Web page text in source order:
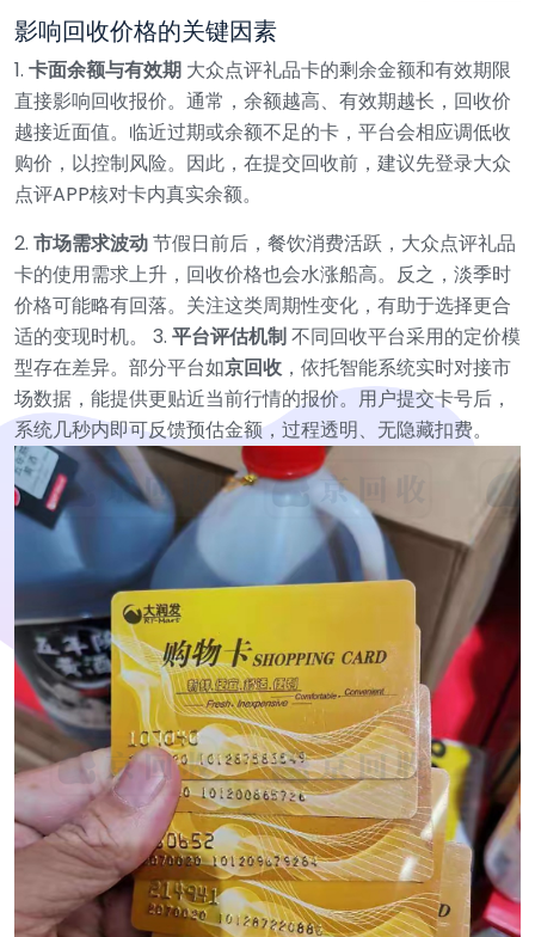
影响回收价格的关键因素
1. 卡面余额与有效期 大众点评礼品卡的剩余金额和有效期限
直接影响回收报价。通常，余额越高、有效期越长，回收价
越接近面值。临近过期或余额不足的卡，平台会相应调低收
购价，以控制风险。因此，在提交回收前，建议先登录大众
点评APP核对卡内真实余额。
2. 市场需求波动节假日前后，餐饮消费活跃，大众点评礼品
卡的使用需求上升，回收价格也会水涨船高。反之，淡季时
价格可能略有回落。关注这类周期性变化，有助于选择更合
适的变现时机。
3. 平台评估机制不同回收平台采用的定价模
型存在差异。部分平台如京回收，依托智能系统实时对接市
场数据，能提供更贴近当前行情的报价。用户提交卡号后，
系统几秒内即可反馈预估金额，过程透明、无隐藏扣费。